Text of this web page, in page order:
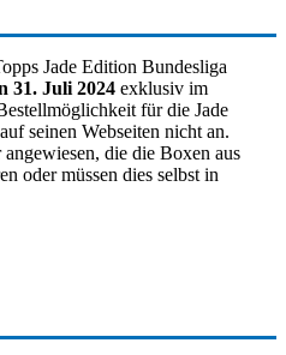
Jade Edition Bundesliga
31. Juli 2024 exklusiv im
für die Jade
seinen Webseiten nicht an.
die die Boxen aus
oder müssen dies selbst in